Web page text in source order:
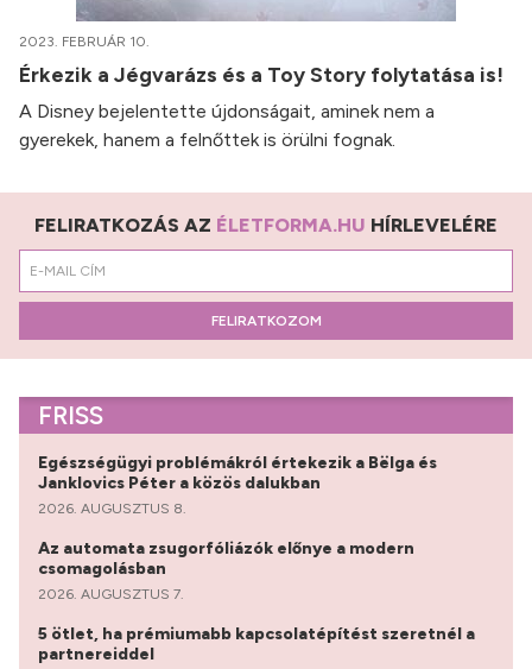
2023. FEBRUÁR 10.
Érkezik a Jégvarázs és a Toy Story folytatása is!
A Disney bejelentette újdonságait, aminek nem a
gyerekek, hanem a felnőttek is örülni fognak.
FELIRATKOZÁS AZ ÉLETFORMA.HU HÍRLEVELÉRE
FELIRATKOZOM
FRISS
Egészségügyi problémákról értekezik a Bëlga és
Janklovics Péter a közös dalukban
2026. AUGUSZTUS 8.
Az automata zsugorfóliázók előnye a modern
csomagolásban
2026. AUGUSZTUS 7.
5 ötlet, ha prémiumabb kapcsolatépítést szeretnél a
partnereiddel